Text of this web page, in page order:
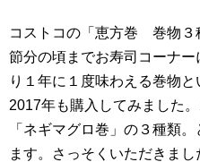
コストコの「恵方巻 巻物３
節分の頃までお寿司コーナ
り１年に１度味わえる巻物
2017年も購入してみました
「ネギマグロ巻」の３種類
ます。さっそくいただきま